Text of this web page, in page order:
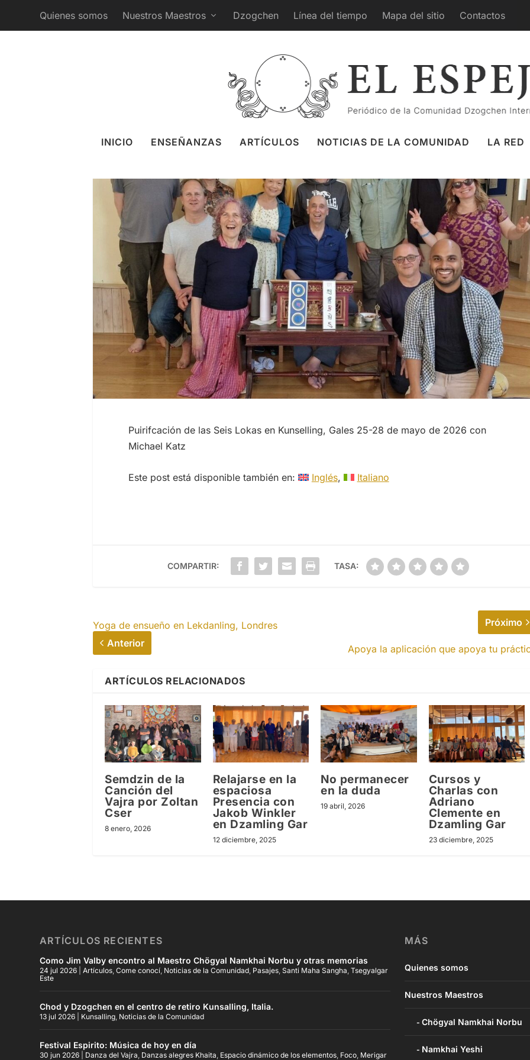
Quienes somos Nuestros Maestros Dzogchen Línea del tiempo Mapa del sitio Contactos
INICIO ENSEÑANZAS ARTÍCULOS NOTICIAS DE LA COMUNIDAD LA RED
La Purificación de los Seis Lokas en Kunselling, Gales
Naomi Zeitz 7 jun 2026 Kunselling ,Santi Maha Sangha
Puirifcación de las Seis Lokas en Kunselling, Gales 25-28 de mayo de 2026 con
Michael Katz
Este post está disponible también en: Inglés Italiano
COMPARTIR: TASA:
Yoga de ensueño en Lekdanling, Londres
Anterior
Próximo
Apoya la aplicación que apoya tu
ARTÍCULOS RELACIONADOS
Semdzin de la
Canción del
Vajra por Zoltan
Cser
8 enero, 2026
Relajarse en la
espaciosa
Presencia con
Jakob Winkler
en Dzamling Gar
12 diciembre, 2025
No permanecer
en la duda
19 abril, 2026
Cursos y
Charlas con
Adriano
Clemente en
Dzamling Gar
23 diciembre, 2025
ARTÍCULOS RECIENTES
Como Jim Valby encontro al Maestro Chögyal Namkhai Norbu y otras memorias
24 jul 2026 |Artículos,Come conocí, Noticias de la Comunidad, Pasajes,Santi Maha Sangha,Tsegyalgar
Este
Chod y Dzogchen en el centro de retiro Kunsalling, Italia.
13 jul 2026 Kunsalling, Noticias de la Comunidad
Festival Espirito: Música de hoy en día
30 jun 2026 Danza del Vajra, Danzas alegres Khaita, Espacio dinámico de los elementos, Foco, Merigar
MÁS
Quienes somos
Nuestros Maestros
Chögyal Namkhai Norbu
Namkhai Yeshi